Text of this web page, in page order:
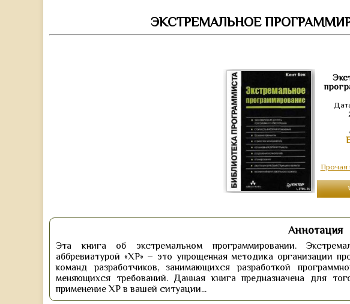
ЭКСТРЕМАЛЬНОЕ
Аннотация
Эта книга об экстремальном программировании.
аббревиатурой «XP» – это упрощенная методика организации
команд разработчиков, занимающихся разработкой
меняющихся требований. Данная книга предназначена для
применение XP в вашей ситуации...